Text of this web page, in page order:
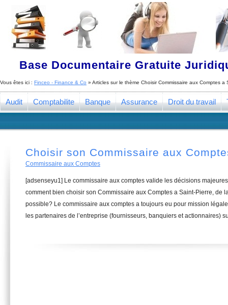
Base Documentaire Gratuite
Vous êtes ici : Finceo - Finance & Co » Articles sur le thème Choisir Commissaire aux Comptes a
Audit Comptabilite Banque Assurance Droit du travail
Choisir son Commissaire aux
Commissaire aux Comptes
[adsenseyu1] Le commissaire aux comptes valide les décisions
comment bien choisir son Commissaire aux Comptes a Saint-Pierre, de
possible? Le commissaire aux comptes a toujours eu pour mission
les partenaires de l’entreprise (fournisseurs, banquiers et actionnaires)